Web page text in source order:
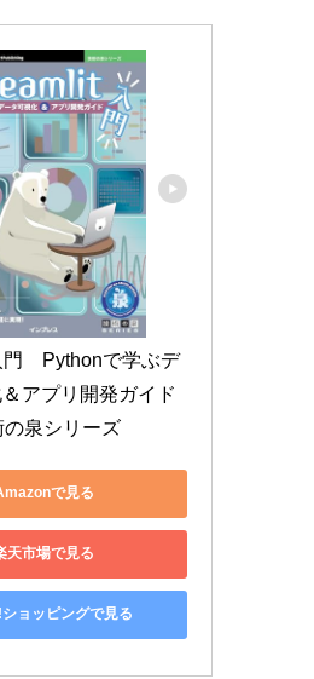
　Pythonで学ぶデ
アプリ開発ガイド
の泉シリーズ
で見る
天市場で見る
ョッピングで見る